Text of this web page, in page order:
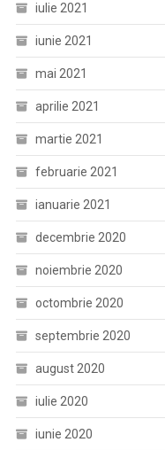
iulie 2021
iunie 2021
mai 2021
aprilie 2021
martie 2021
februarie 2021
ianuarie 2021
decembrie 2020
noiembrie 2020
octombrie 2020
septembrie 2020
august 2020
iulie 2020
iunie 2020